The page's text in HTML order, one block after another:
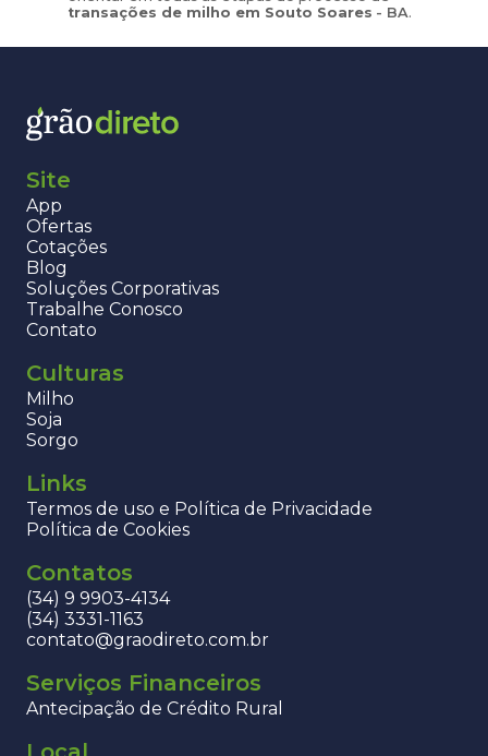
transações de milho em Souto Soares - BA.
Site
App
Ofertas
Cotações
Blog
Soluções Corporativas
Trabalhe Conosco
Contato
Culturas
Milho
Soja
Sorgo
Links
Termos de uso e Política de Privacidade
Política de Cookies
Contatos
(34) 9 9903-4134
(34) 3331-1163
contato@graodireto.com.br
Serviços Financeiros
Antecipação de Crédito Rural